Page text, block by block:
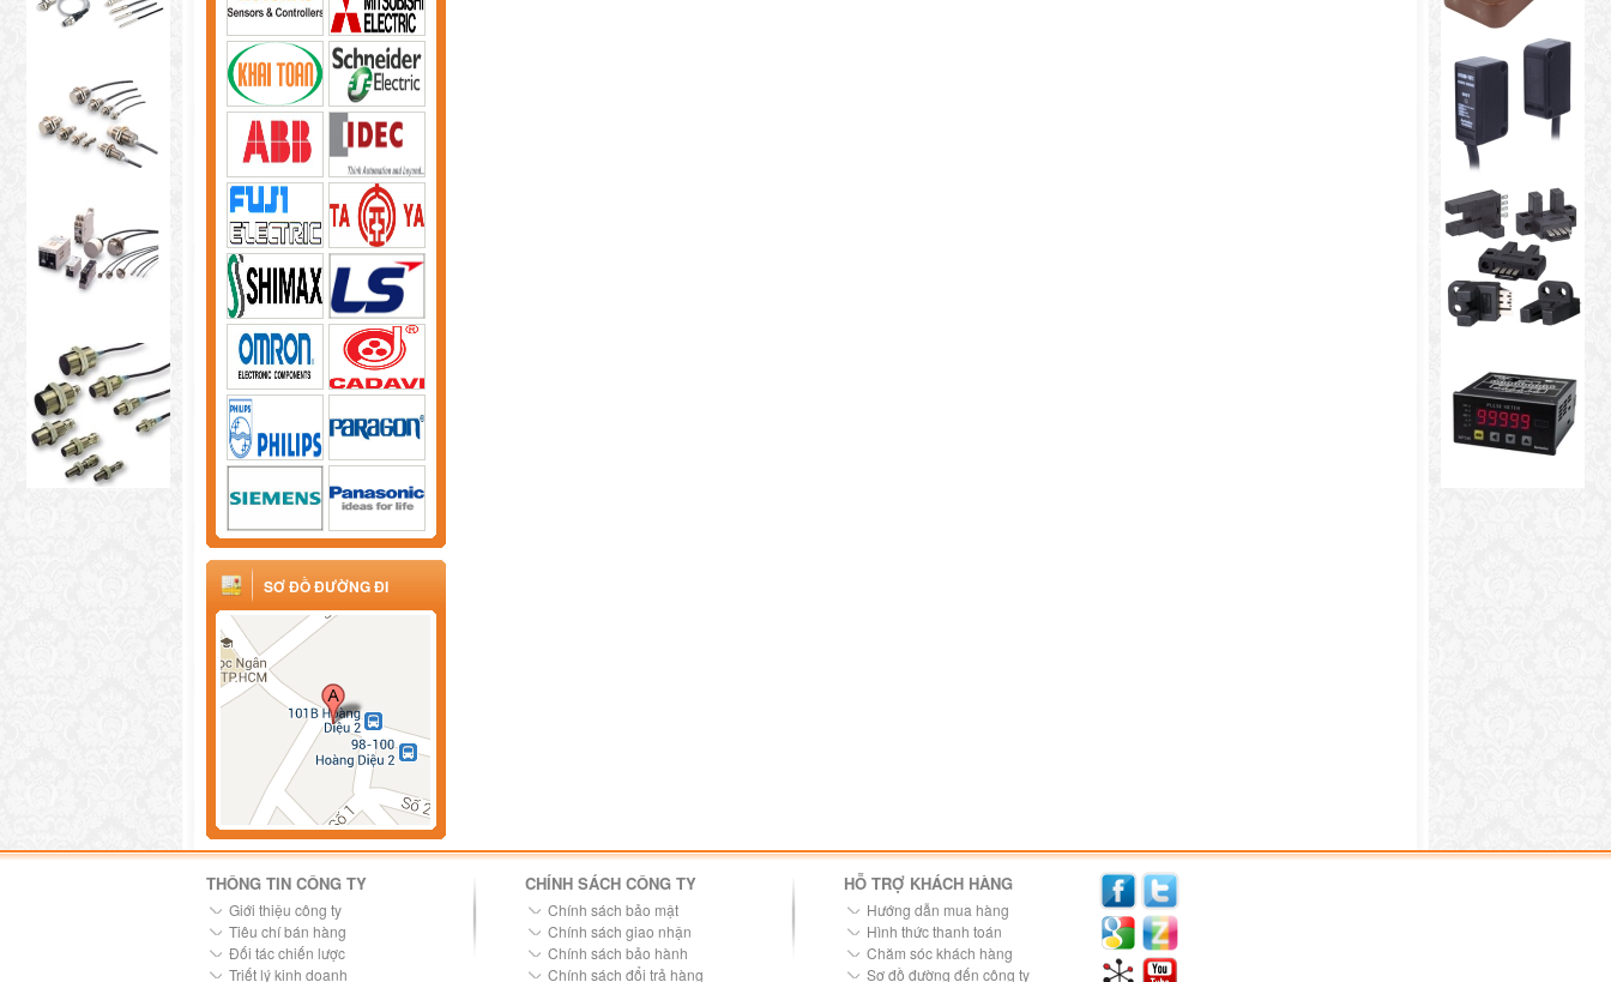
SƠ ĐỒ ĐƯỜNG ĐI
THÔNG TIN CÔNG TY
Giới thiệu công ty
Tiêu chí bán hàng
Đối tác chiến lược
Triết lý kinh doanh
CHÍNH SÁCH CÔNG TY
Chính sách bảo mật
Chính sách giao nhận
Chính sách bảo hành
Chính sách đổi trả hàng
HỖ TRỢ KHÁCH HÀNG
Hướng dẫn mua hàng
Hình thức thanh toán
Chăm sóc khách hàng
Sơ đồ đường đến công ty